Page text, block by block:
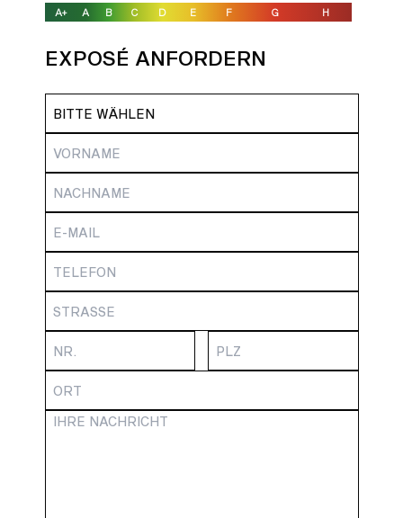
A+ A B C D E F G H
EXPOSÉ ANFORDERN